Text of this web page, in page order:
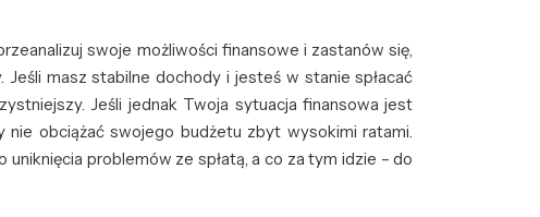
swoje możliwości finansowe i zastanów się,
masz stabilne dochody i jesteś w stanie spłacać
Jeśli jednak Twoja sytuacja finansowa jest
nie obciążać swojego budżetu zbyt wysokimi ratami.
problemów ze spłatą, a co za tym idzie – do